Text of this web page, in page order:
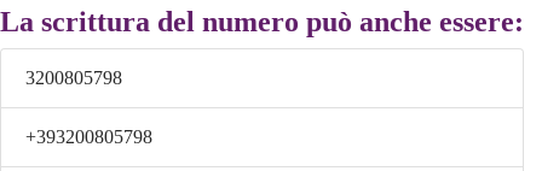
La scrittura del numero può anche essere:
3200805798
+393200805798